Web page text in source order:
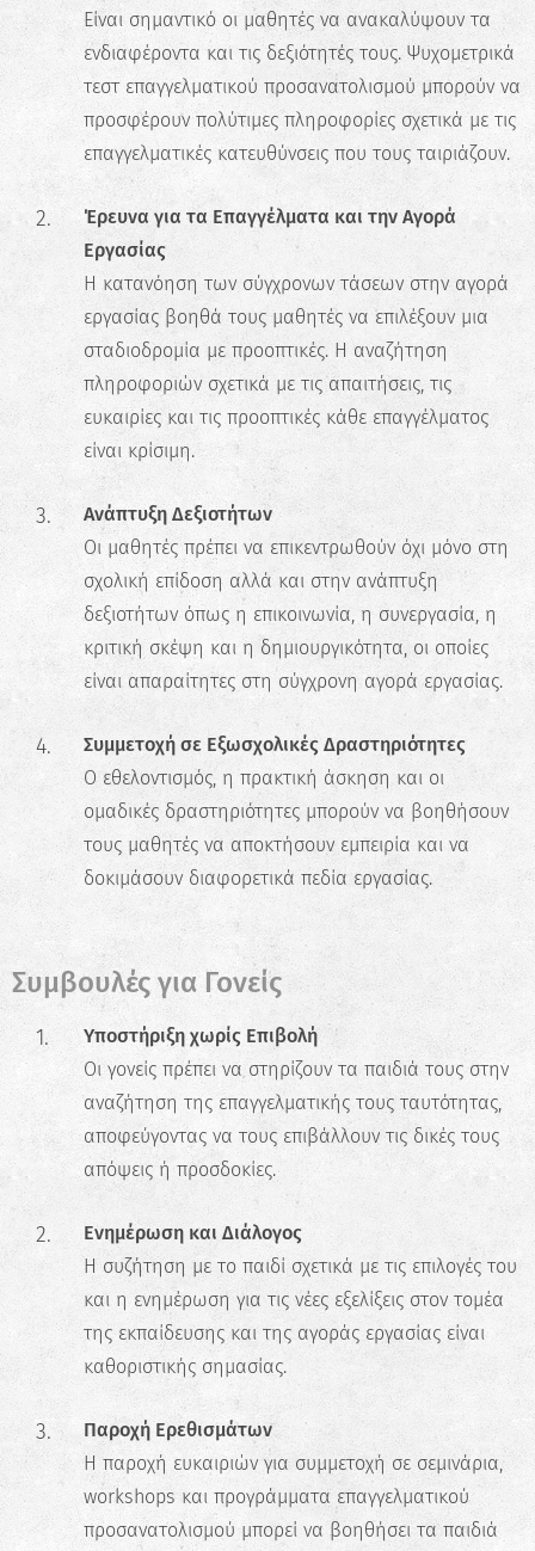
✖
Κάνε το Δωρεάν Τεστ
Επαγγελματικού
Προσανατολισμού!
Ανακάλυψε τις πραγματικές σου
δυνατότητες και σχεδίασε την ιδανική
καριέρα.
Ξεκίνα τώρα
Είναι σημαντικό οι μαθητές να ανακαλύψουν τα
ενδιαφέροντα και τις δεξιότητές τους. Ψυχομετρικά
τεστ επαγγελματικού προσανατολισμού μπορούν να
προσφέρουν πολύτιμες πληροφορίες σχετικά με τις
επαγγελματικές κατευθύνσεις που τους ταιριάζουν.
Έρευνα για τα Επαγγέλματα και την Αγορά
Εργασίας
Η κατανόηση των σύγχρονων τάσεων στην αγορά
εργασίας βοηθά τους μαθητές να επιλέξουν μια
σταδιοδρομία με προοπτικές. Η αναζήτηση
πληροφοριών σχετικά με τις απαιτήσεις, τις
ευκαιρίες και τις προοπτικές κάθε επαγγέλματος
είναι κρίσιμη.
Ανάπτυξη Δεξιοτήτων
Οι μαθητές πρέπει να επικεντρωθούν όχι μόνο στη
σχολική επίδοση αλλά και στην ανάπτυξη
δεξιοτήτων όπως η επικοινωνία, η συνεργασία, η
κριτική σκέψη και η δημιουργικότητα, οι οποίες
είναι απαραίτητες στη σύγχρονη αγορά εργασίας.
Συμμετοχή σε Εξωσχολικές Δραστηριότητες
Ο εθελοντισμός, η πρακτική άσκηση και οι
ομαδικές δραστηριότητες μπορούν να βοηθήσουν
τους μαθητές να αποκτήσουν εμπειρία και να
δοκιμάσουν διαφορετικά πεδία εργασίας.
Συμβουλές για Γονείς
Υποστήριξη χωρίς Επιβολή
Οι γονείς πρέπει να στηρίζουν τα παιδιά τους στην
αναζήτηση της επαγγελματικής τους ταυτότητας,
αποφεύγοντας να τους επιβάλλουν τις δικές τους
απόψεις ή προσδοκίες.
Ενημέρωση και Διάλογος
Η συζήτηση με το παιδί σχετικά με τις επιλογές του
και η ενημέρωση για τις νέες εξελίξεις στον τομέα
της εκπαίδευσης και της αγοράς εργασίας είναι
καθοριστικής σημασίας.
Παροχή Ερεθισμάτων
Η παροχή ευκαιριών για συμμετοχή σε σεμινάρια,
workshops και προγράμματα επαγγελματικού
προσανατολισμού μπορεί να βοηθήσει τα παιδιά